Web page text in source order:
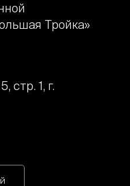
Тройка»
стр. 1, г.